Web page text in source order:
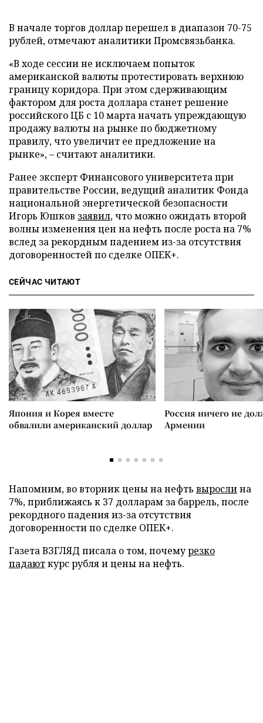
В начале торгов доллар перешел в диапазон 70-75
рублей, отмечают аналитики Промсвязьбанка.
«В ходе сессии не исключаем попыток
американской валюты протестировать верхнюю
границу коридора. При этом сдерживающим
фактором для роста доллара станет решение
российского ЦБ с 10 марта начать упреждающую
продажу валюты на рынке по бюджетному
правилу, что увеличит ее предложение на
рынке», – считают аналитики.
Ранее эксперт Финансового университета при
правительстве России, ведущий аналитик Фонда
национальной энергетической безопасности
Игорь Юшков заявил, что можно ожидать второй
волны изменения цен на нефть после роста на 7%
вслед за рекордным падением из-за отсутствия
договоренностей по сделке ОПЕК+.
СЕЙЧАС ЧИТАЮТ
Япония и Корея вместе
обвалили американский доллар
Россия ничего не
Армении
Напомним, во вторник цены на нефть вырослина
7%, приближаясь к 37 долларам за баррель, после
рекордного падения из-за отсутствия
договоренности по сделке ОПЕК+.
Газета ВЗГЛЯД писала о том, почемурезко
падаюткурс рубля и цены на нефть.